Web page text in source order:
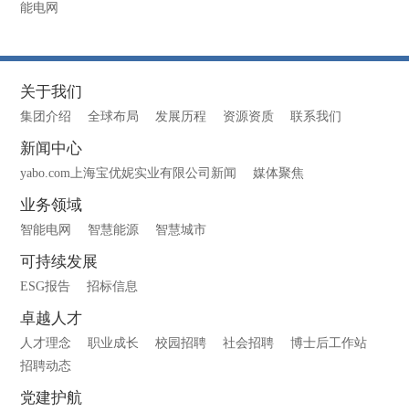
能电网
关于我们
集团介绍 全球布局 发展历程 资源资质 联系我们
新闻中心
yabo.com上海宝优妮实业有限公司新闻 媒体聚焦
业务领域
智能电网 智慧能源 智慧城市
可持续发展
ESG报告 招标信息
卓越人才
人才理念 职业成长 校园招聘 社会招聘
博士后工作站
招聘动态
党建护航